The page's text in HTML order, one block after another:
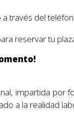
través del
reservar tu
impartida por
a la realidad